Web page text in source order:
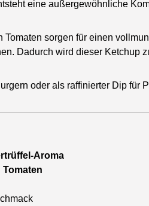
eine außergewöhnliche
sorgen für einen
Dadurch wird dieser Ketchup
oder als raffinierter Dip
Aroma
Tomaten